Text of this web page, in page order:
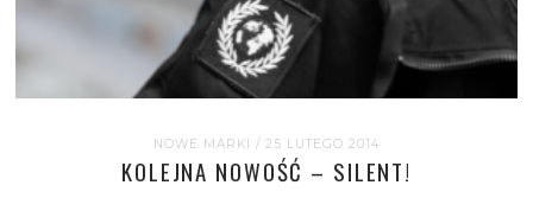
NOWE MARKI / 25 LUTEGO 2014
KOLEJNA NOWOŚĆ – SILENT!